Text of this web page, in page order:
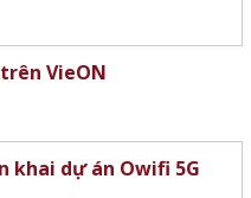
VieON
khai dự án Owifi 5G